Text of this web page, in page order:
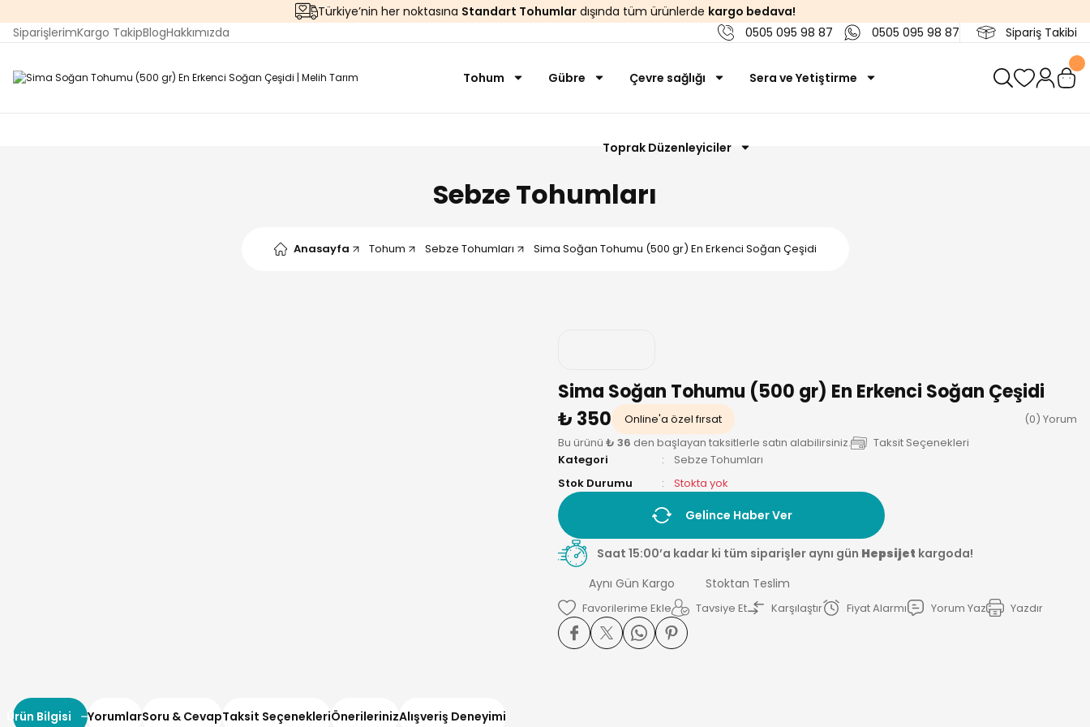
Türkiye’nin her noktasına Standart Tohumlardışında tüm ürünlerde kargo bedava!
SiparişlerimKargo TakipBlogHakkımızda 0505 095 98 87 0505 095 98 87 Sipariş Takibi
Tohum Gübre Çevre sağlığı Sera ve Yetiştirme
Toprak Düzenleyiciler
Sebze Tohumları
Anasayfa Tohum Sebze Tohumları Sima Soğan Tohumu (500 gr) En Erkenci Soğan Çeşidi
Sima Soğan Tohumu (500 gr) En Erkenci Soğan Çeşidi
₺ 350
Online'a özel fırsat
(0) Yorum
Bu ürünü ₺ 36 den başlayan taksitlerle satın alabilirsiniz.
Taksit Seçenekleri
Kategori
Sebze Tohumları
Stok Durumu
Stokta yok
Gelince Haber Ver
Saat 15:00’a kadar ki tüm siparişler aynı gün Hepsijet kargoda!
Aynı Gün Kargo
Stoktan Teslim
Tavsiye Et Karşılaştır Fiyat Alarmı Yorum Yaz Yazdır
Ürün Bilgisi YorumlarSoru & CevapTaksit SeçenekleriÖnerilerinizAlışveriş Deneyimi